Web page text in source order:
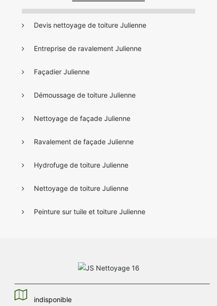
Devis nettoyage de toiture Julienne
Entreprise de ravalement Julienne
Façadier Julienne
Démoussage de toiture Julienne
Nettoyage de façade Julienne
Ravalement de façade Julienne
Hydrofuge de toiture Julienne
Nettoyage de toiture Julienne
Peinture sur tuile et toiture Julienne
indisponible